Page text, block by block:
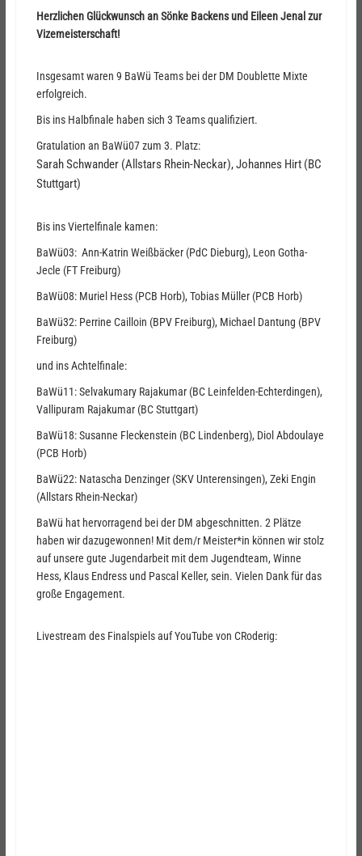
Herzlichen Glückwunsch an Sönke Backens und Eileen Jenal zur
Vizemeisterschaft!
Insgesamt waren 9 BaWü Teams bei der DM Doublette Mixte
erfolgreich.
Bis ins Halbfinale haben sich 3 Teams qualifiziert.
Gratulation an BaWü07 zum 3. Platz:
Sarah Schwander (Allstars Rhein-Neckar), Johannes Hirt (BC
Stuttgart)
Bis ins Viertelfinale kamen:
BaWü03: Ann-Katrin Weißbäcker (PdC Dieburg), Leon Gotha-
Jecle (FT Freiburg)
BaWü08: Muriel Hess (PCB Horb), Tobias Müller (PCB Horb)
BaWü32: Perrine Cailloin (BPV Freiburg), Michael Dantung (BPV
Freiburg)
und ins Achtelfinale:
BaWü11: Selvakumary Rajakumar (BC Leinfelden-Echterdingen),
Vallipuram Rajakumar (BC Stuttgart)
BaWü18: Susanne Fleckenstein (BC Lindenberg), Diol Abdoulaye
(PCB Horb)
BaWü22: Natascha Denzinger (SKV Unterensingen), Zeki Engin
(Allstars Rhein-Neckar)
BaWü hat hervorragend bei der DM abgeschnitten. 2 Plätze
haben wir dazugewonnen! Mit dem/r Meister*in können wir stolz
auf unsere gute Jugendarbeit mit dem Jugendteam, Winne
Hess, Klaus Endress und Pascal Keller, sein. Vielen Dank für das
große Engagement.
Livestream des Finalspiels auf YouTube von CRoderig: